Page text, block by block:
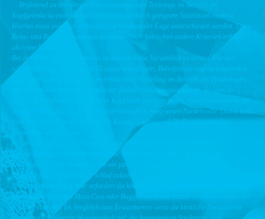
... Begleitend zu der aktiven Unterstützung eines Trainings im Bereich der
Kopfgelenke ist eine passive Unterstützung durch geeignete Stützkissen sinnvoll.
Hierbei muss zwischen schräger und horizontaler Lage unterschieden werden. Denn
Reise- und Ruhekissen müssen biokybernetisch betrachtet andere Kriterien erfüllen
als reine Schlafkissen.
Bei der Wahl eines Reisekissens ist auf eine hohe Variabilität zu achten. Für die
schräge Ruheposition etwa bei Langstreckenflügen, Bahnfahrten und im heimischen
Liegestuhl sollte das Stützkissen neben einer Vertiefung im Bereich des Hinterkopfes
eine zusätzliche duale Abstützung der Halswirbelsäule garantieren. So kann in
Phasen der Tiefenentspannung der Kopf nicht zur Seite fallen. Empfehlenswert ist ein
veränderbares Kissen, etwa mit einer beweglich integrierten Nackenrolle. Damit kann
bereits durch einfaches Drehen des Kissens Einfluss auf die Druckverteilung
genommen werden kann. ...
In schräger sowie in horizontaler Lage wirken durch die Besonderheit der
Kopfgelenke starke Scherkräfte auf die Atlasringmuskulatur. Ob Reise- oder
Schlafkissen – jede Variante sollte ein passives isometrisches Wechselspiel der
Muskelgruppen praktisch im Schlaf zulassen.
Besondere Beachtung aber erfordert die kindliche Wirbelsäule. Vor allem wenn wir
unseren Kleinsten mit Maxi-Cosi oder Buggy Stunde um Stunde in unphysiologischer
Haltung zumuten. Im Vergleich zum Erwachsenen weist die kindliche Bandscheibe